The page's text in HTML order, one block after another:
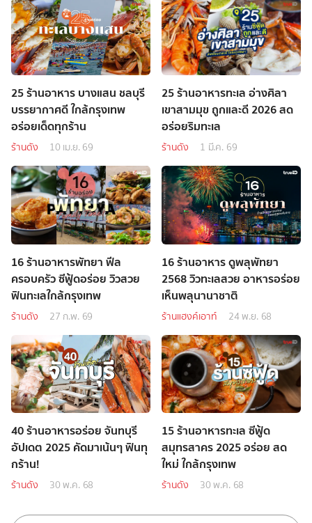
25 ร้านอาหาร บางแสน ชลบุรี
บรรยากาศดี ใกล้กรุงเทพ
อร่อยเด็ดทุกร้าน
ร้านดัง 10 เม.ย. 69
25 ร้านอาหารทะเล อ่างศิลา
เขาสามมุข ถูกและดี 2026 สด
อร่อยริมทะเล
ร้านดัง 1 มี.ค. 69
16 ร้านอาหารพัทยา ฟีล
ครอบครัว ซีฟู้ดอร่อย วิวสวย
ฟินทะเลใกล้กรุงเทพ
ร้านดัง 27 ก.พ. 69
16 ร้านอาหาร ดูพลุพัทยา
2568 วิวทะเลสวย อาหารอร่อย
เห็นพลุนานาชาติ
ร้านแฮงค์เอาท์ 24 พ.ย. 68
40 ร้านอาหารอร่อย จันทบุรี
อัปเดต 2025 คัดมาเน้นๆ ฟินทุ
กร้าน!
ร้านดัง 30 พ.ค. 68
15 ร้านอาหารทะเล ซีฟู้ด
สมุทรสาคร 2025 อร่อย สด
ใหม่ ใกล้กรุงเทพ
ร้านดัง 30 พ.ค. 68